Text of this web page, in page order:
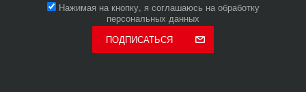
Нажимая на кнопку, я соглашаюсь на обработку
персональных данных
ПОДПИСАТЬСЯ